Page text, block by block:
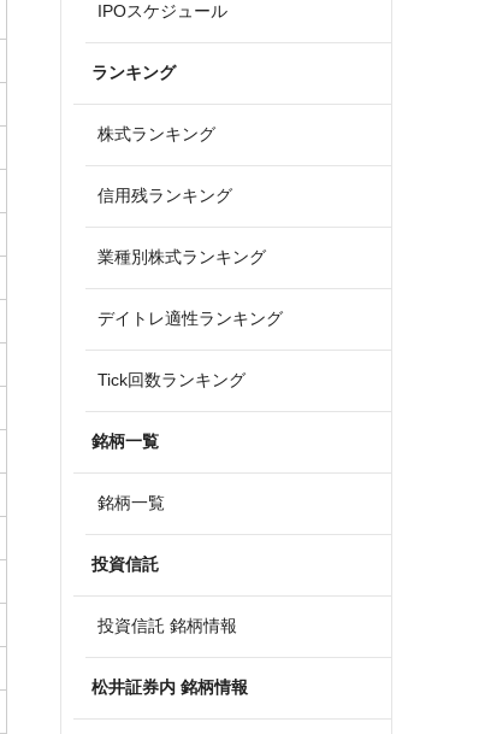
IPOスケジュール
ランキング
株式ランキング
信用残ランキング
業種別株式ランキング
デイトレ適性ランキング
Tick回数ランキング
銘柄一覧
銘柄一覧
投資信託
投資信託 銘柄情報
松井証券内 銘柄情報